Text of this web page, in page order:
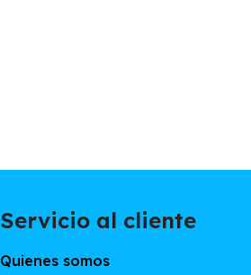
Servicio al cliente
Quienes somos